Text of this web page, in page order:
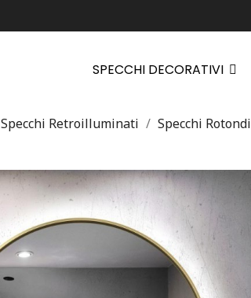
SPECCHI DECORATIVI
Specchi Retroilluminati Specchi Rotondi